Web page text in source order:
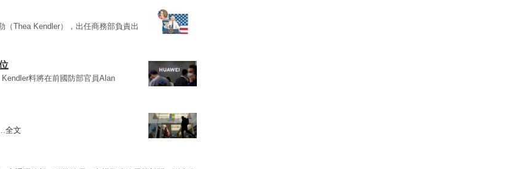
（Thea Kendler），出任商務部負責出
料將在前國防部官員Alan
全文